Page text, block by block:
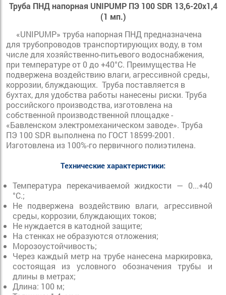
Труба ПНД напорная UNIPUMP ПЭ 100 SDR 13,6-20х1,4
(1 мп.)
«UNIPUMP» труба напорная ПНД предназначена
для трубопроводов транспортирующих воду, в том
числе для хозяйственно-питьевого водоснабжения,
при температуре от 0 до +40°С. Преимущества Не
подвержена воздействию влаги, агрессивной среды,
коррозии, блуждающих. Труба поставляется в
бухтах, для удобства работы нанесены риски. Труба
российского производства, изготовлена на
собственной производственной площадке -
«Бавленском электромеханическом заводе». Труба
ПЭ 100 SDR выполнена по ГОСТ 18599-2001.
Изготовлена из 100%-го первичного полиэтилена.
Технические характеристики:
Температура перекачиваемой жидкости — 0...+40
°С.;
Не подвержена воздействию влаги, агрессивной
среды, коррозии, блуждающих токов;
Не нуждается в катодной защите;
На стенках не образуются отложения;
Морозоустойчивость;
Через каждый метр на трубе нанесена маркировка,
состоящая из условного обозначения трубы и
длины в метрах;
Длина: 100 м;